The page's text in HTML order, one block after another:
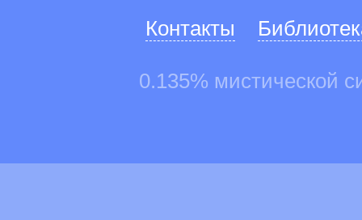
Контакты
0.135% мистической